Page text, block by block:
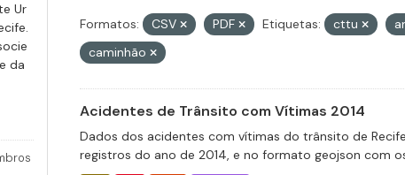
Ur
da
Formatos: CSV PDF Etiquetas: cttu
caminhão
Acidentes de Trânsito com Vítimas 2014
Dados dos acidentes com vítimas do trânsito de
registros do ano de 2014, e no formato geojson com